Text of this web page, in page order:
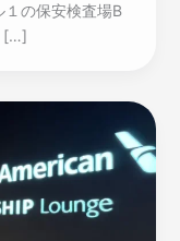
の保安検査場B
[…]